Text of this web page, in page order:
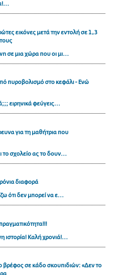
εικόνες μετά την εντολή σε 1,3
σε μια χώρα που οι μι...
πυροβολισμό στο κεφάλι - Ενώ
ειρηνικά φεύγεις...
για τη μαθήτρια που
το σχολείο ας το δουν...
διαφορά
ότι δεν μπορεί να ε...
ιστορία! Καλή χρονιά!...
σε κάδο σκουπιδιών: «Δεν το